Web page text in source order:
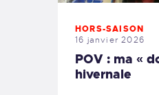
HORS-SAISON
16 janvier 2026
POV : ma «
hivernale